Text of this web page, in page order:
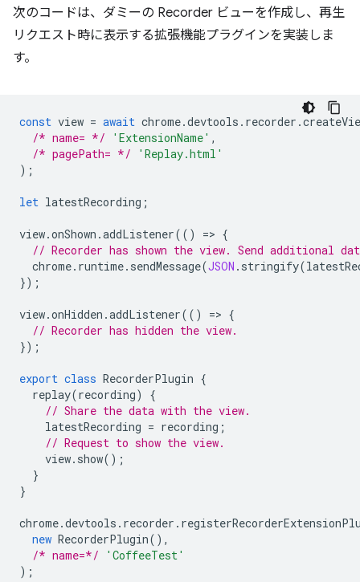
次のコードは、ダミーの Recorder ビューを作成し、再生
リクエスト時に表示する拡張機能プラグインを実装しま
す。
const view = await chrome.devtools . recorder .
/* name= */
'ExtensionName' ,
/* pagePath= */
'Replay.html'
);
let latestRecording ;
view.onShown .addListener(() => {
// Recorder has shown the view. Send additional
chrome. runtime. sendMessage(JSON . stringify(
});
view.onHidden .addListener(() => {
// Recorder has hidden the view.
});
export class RecorderPlugin {
replay(recording)
{
// Share the data with the view.
latestRecording = recording ;
// Request to show the view.
view. show();
}
}
chrome.devtools . recorder .
new RecorderPlugin(),
/* name=*/
'CoffeeTest'
);